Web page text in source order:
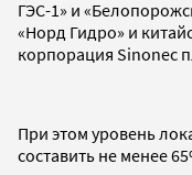
ГЭС-1» и
«Норд Гидро» и
корпорация Sinonec
При этом уровень
составить не менее